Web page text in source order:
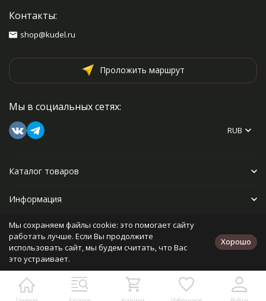
Контакты:
shop@kudel.ru
Проложить маршрут
Мы в социальных сетях:
RUB
Каталог товаров
Информация
Прочее
Политика персональных данных
Разработано в
bodysite.ru
Мы сохраняем файлы cookie: это помогает сайту
работать лучше. Если Вы продолжите
использовать сайт, мы будем считать, что Вас
это устраивает.
Хорошо